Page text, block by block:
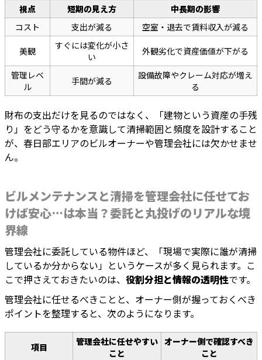
視点 短期の見え方
中長期の影響
コスト
支出が減る 空室・退去で賃料収入が減る
美観
すぐには変化が小さ
い
外観劣化で資産価値が下がる
管理レベ
ル
手間が減る
設備故障やクレーム対応が増え
る
財布の支出だけを見るのではなく、「建物という資産の手残
り」をどう守るかを意識して清掃範囲と頻度を設計すること
が、春日部エリアのビルオーナーや管理会社には欠かせませ
ん。
ビルメンテナンスと清掃を管理会社に任せてお
けば安心…は本当？委託と丸投げのリアルな境
界線
管理会社に委託している物件ほど、「現場で実際に誰が清掃
しているか分からない」というケースが多く見られます。こ
こで押さえておきたいのは、 役割分担と情報の透明性です。
管理会社に任せるべきことと、オーナー側が握っておくべき
ポイントを整理すると、次のようになります。
項目
管理会社に任せやすい
こと
オーナー側で確認すべき
こと